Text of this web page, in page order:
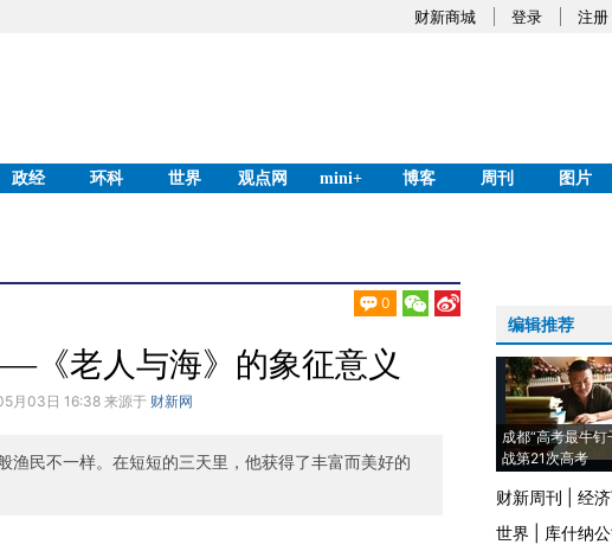
财新商城 登录 注册
政经 环科 世界 观点网 mini+ 博客 周刊 图片
0
《老人与海》的象征意义
月03日 16:38 来源于 财新网
渔民不一样。在短短的三天里，他获得了丰富而美好的
编辑推荐
成都“高考最牛钉
战第21次高考
财新周刊
经
世界
库什纳